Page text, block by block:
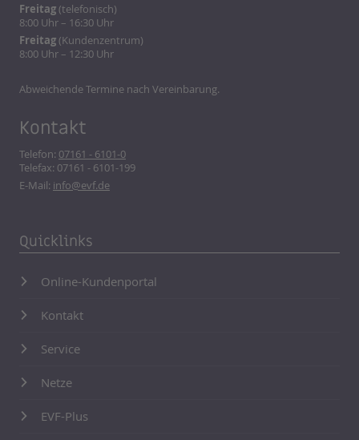
Freitag(telefonisch)
8:00 Uhr – 16:30 Uhr
Freitag(Kundenzentrum)
8:00 Uhr – 12:30 Uhr
Abweichende Termine nach Vereinbarung.
Kontakt
Telefon: 07161 - 6101-0
Telefax: 07161 - 6101-199
E-Mail: info@evf.de
Quicklinks
Online-Kundenportal
Kontakt
Service
Netze
EVF-Plus